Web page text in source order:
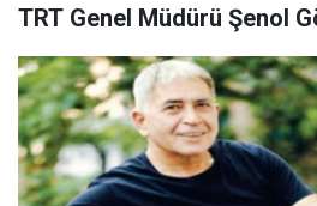
TRT Genel Müdürü Şenol